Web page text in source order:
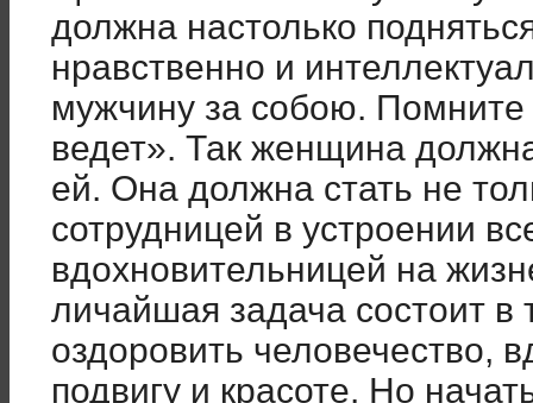
дол­жна настолько
нравственно и
мужчину за собою. По­мните
ведет». Так женщина
ей. Она должна стать не
сотрудницей в устроении
вдохновительницей на
личайшая задача состоит в
оздоровить человечество,
подвигу и красоте. Но